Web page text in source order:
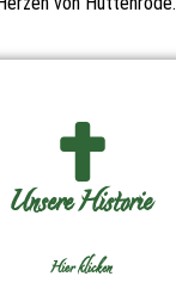
Unsere Historie
Hier klicken